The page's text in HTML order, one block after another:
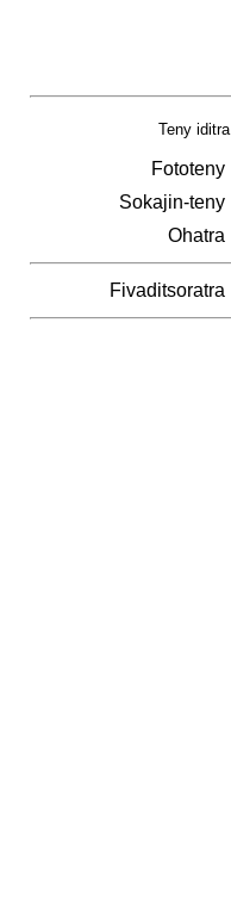
Teny iditra
Fototeny
Sokajin-teny
Ohatra
Fivaditsoratra